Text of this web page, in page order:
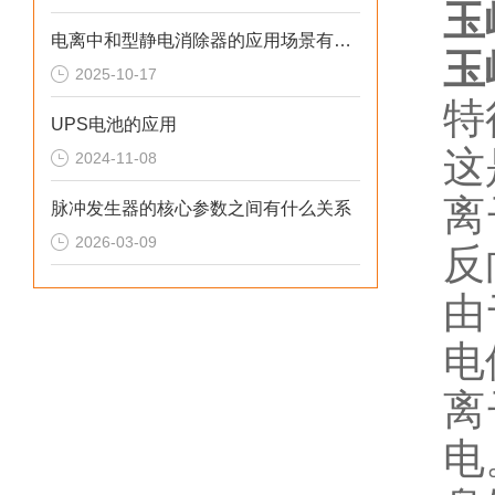
电离中和型静电消除器的应用场景有哪些
2025-10-17
UPS电池的应用
2024-11-08
脉冲发生器的核心参数之间有什么关系
2026-03-09
玉
玉
特